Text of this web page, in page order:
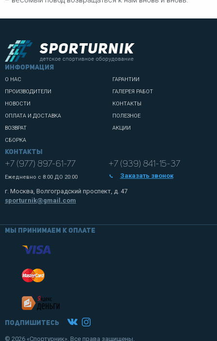
информация
О НАС
ПРОИЗВОДИТЕЛИ
НОВОСТИ
ОПЛАТА И ДОСТАВКА
ВОЗВРАТ
СБОРКА
ГАРАНТИИ
ГАЛЕРЕЯ РАБОТ
КОНТАКТЫ
ПОЛЕЗНОЕ
АКЦИИ
Контакты
+7 (977) 897-61-77
Ежедневно с 8:00 ДО 20:00
+7 (939) 841-15-37
Заказать звонок
г. Москва, Волгоградский проспект, д. 47
sporturnik@gmail.com
© 2026 «Спортурник». Все права защищены.
Мы принимаем к оплате
Подпишитесь